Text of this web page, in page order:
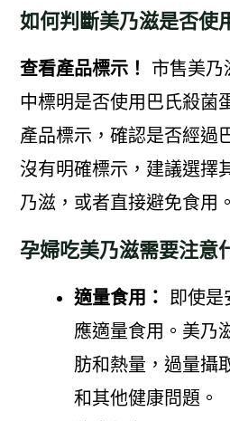
如何判斷美乃滋是否使
查看產品標示！
市售美乃
中標明是否使用巴氏殺菌
產品標示，確認是否經過
沒有明確標示，建議選擇
乃滋，或者直接避免食用。
孕婦吃美乃滋需要注意
適量食用：
即使是
應適量食用。美乃
肪和熱量，過量攝
和其他健康問題。